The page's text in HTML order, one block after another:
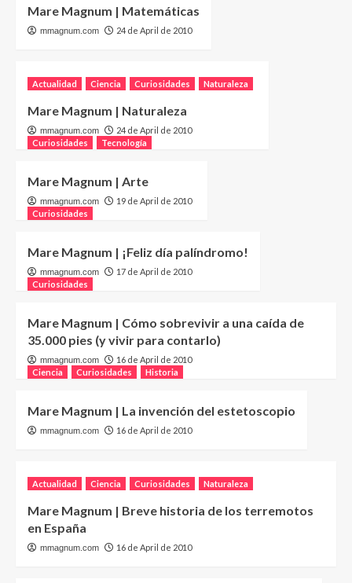
Mare Magnum | Matemáticas
mmagnum.com 24 de April de 2010
Actualidad Ciencia Curiosidades Naturaleza
Mare Magnum | Naturaleza
mmagnum.com
24 de April de 2010
Curiosidades
Tecnología
Mare Magnum | Arte
mmagnum.com
19 de April de 2010
Curiosidades
Mare Magnum | ¡Feliz día palíndromo!
mmagnum.com
17 de April de 2010
Curiosidades
Mare Magnum | Cómo sobrevivir a una caída de
35.000 pies (y vivir para contarlo)
mmagnum.com
16 de April de 2010
Ciencia
Curiosidades Historia
Mare Magnum | La invención del estetoscopio
mmagnum.com 16 de April de 2010
Actualidad Ciencia Curiosidades Naturaleza
Mare Magnum | Breve historia de los terremotos
en España
mmagnum.com 16 de April de 2010